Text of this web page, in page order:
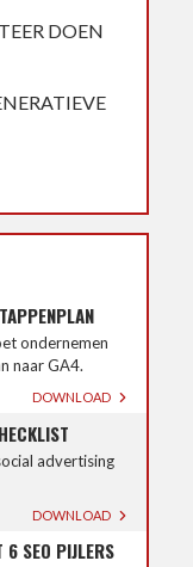
DOEN
ondernemen
naar GA4.
DOWNLOAD
advertising
DOWNLOAD
6 SEO PIJLERS